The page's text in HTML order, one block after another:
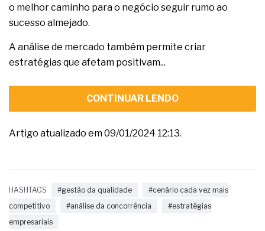
o melhor caminho para o negócio seguir rumo ao
sucesso almejado.
A análise de mercado também permite criar
estratégias que afetam positivam...
CONTINUAR LENDO
Artigo atualizado em 09/01/2024 12:13.
HASHTAGS #gestão da qualidade
#cenário cada vez mais
competitivo
#análise da concorrência
#estratégias
empresariais